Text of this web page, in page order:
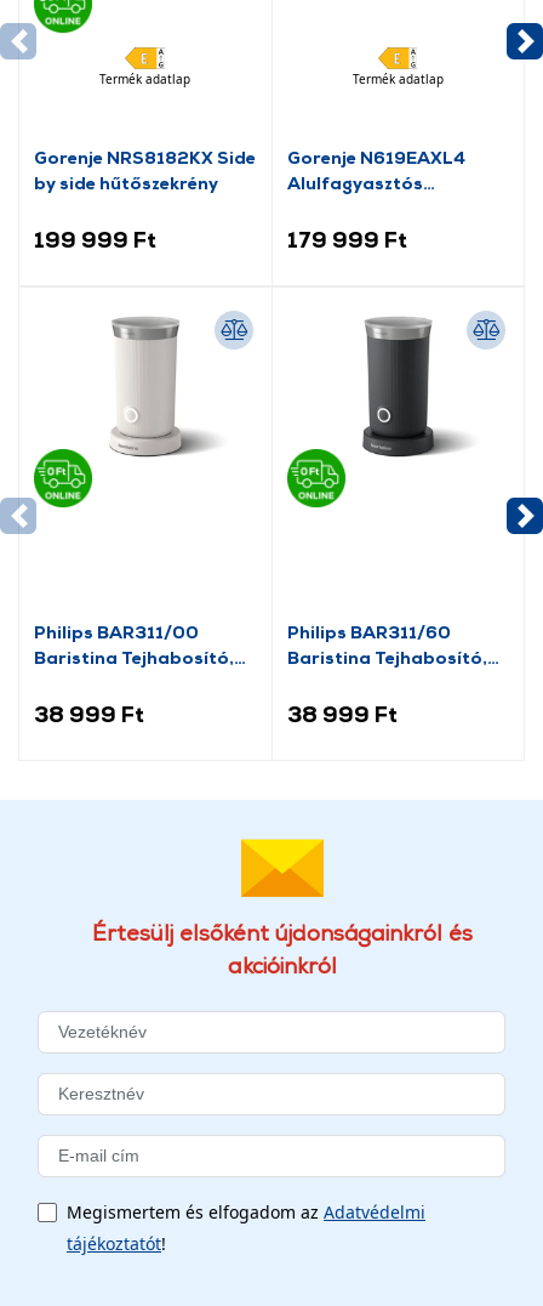
Termék adatlap
Gorenje NRS8182KX Side
by side hűtőszekrény
199 999 Ft
Termék adatlap
Gorenje N619EAXL4
Alulfagyasztós
179 999 Ft
Philips BAR311/00
Baristina Tejhabosító,
38 999 Ft
Philips BAR311/60
Baristina Tejhabosító,
38 999 Ft
Értesülj elsőként újdonságainkról és
akcióinkról
Megismertem és elfogadom az Adatvédelmi
tájékoztatót!